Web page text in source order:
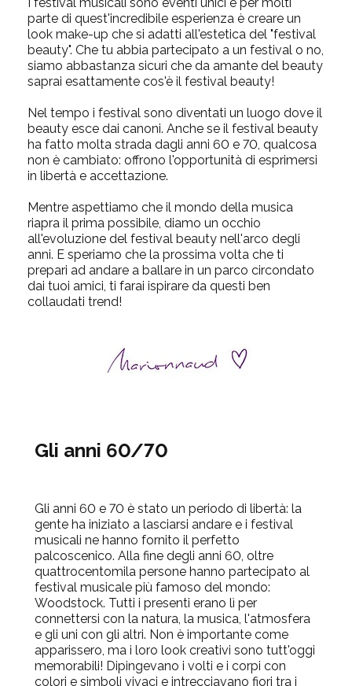
parte di quest'incredibile esperienza è creare un
look make-up che si adatti all'estetica del "festival
beauty". Che tu abbia partecipato a un festival o no,
siamo abbastanza sicuri che da amante del beauty
saprai esattamente cos'è il festival beauty!
Nel tempo i festival sono diventati un luogo dove il
beauty esce dai canoni. Anche se il festival beauty
ha fatto molta strada dagli anni 60 e 70, qualcosa
non è cambiato: offrono l'opportunità di esprimersi
in libertà e accettazione.
Mentre aspettiamo che il mondo della musica
riapra il prima possibile, diamo un occhio
all'evoluzione del festival beauty nell'arco degli
anni. E speriamo che la prossima volta che ti
prepari ad andare a ballare in un parco circondato
dai tuoi amici, ti farai ispirare da questi ben
collaudati trend!
Gli anni 60/70
Gli anni 60 e 70 è stato un periodo di libertà: la
gente ha iniziato a lasciarsi andare e i festival
musicali ne hanno fornito il perfetto
palcoscenico. Alla fine degli anni 60, oltre
quattrocentomila persone hanno partecipato al
festival musicale più famoso del mondo:
Woodstock. Tutti i presenti erano lì per
connettersi con la natura, la musica, l'atmosfera
e gli uni con gli altri. Non è importante come
apparissero, ma i loro look creativi sono tutt'oggi
memorabili! Dipingevano i volti e i corpi con
colori e simboli vivaci e intrecciavano fiori tra i